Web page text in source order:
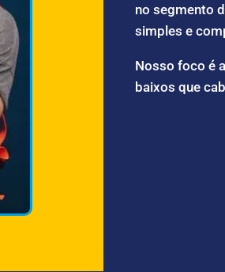
no segmento
simples e
Nosso foco é
baixos que